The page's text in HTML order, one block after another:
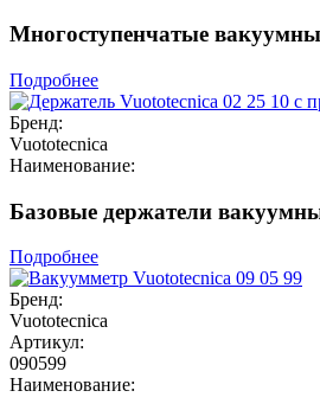
Многоступенчатые
Подробнее
Бренд:
Vuototecnica
Наименование:
Базовые держатели
Подробнее
Бренд:
Vuototecnica
Артикул:
090599
Наименование: